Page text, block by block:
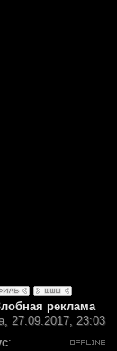
реклама
27.09.2017, 23:03
: